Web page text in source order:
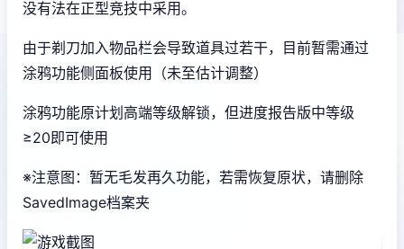
没有法在正型竞技中采用。
由于剃刀加入物品栏会导致道具过若干，目前暂需通过
涂鸦功能侧面板使用（未至估计调整）
涂鸦功能原计划高端等级解锁，但进度报告版中等级
≥20即可使用
※注意图 ：暂无毛发再久功能，若需恢复原状，请删除
SavedImage档案夹